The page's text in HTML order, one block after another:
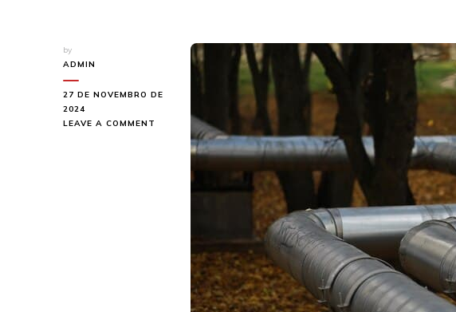
by
ADMIN
27 DE NOVEMBRO DE
2024
LEAVE A COMMENT
GARANTIR
LONGEVIDADE
ESGOTO
RESIDENCIAL